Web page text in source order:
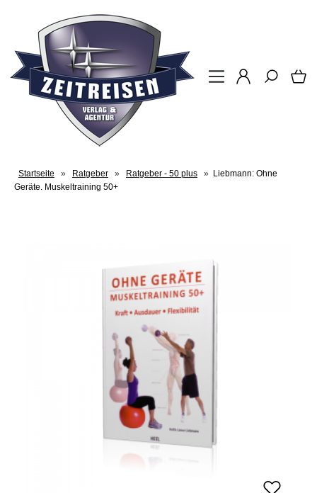
Startseite » Ratgeber » Ratgeber - 50 plus » Liebmann: Ohne
Geräte. Muskeltraining 50+